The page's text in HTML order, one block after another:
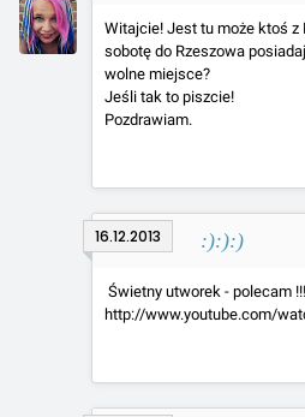
Witajcie! Jest tu może ktoś
sobotę do Rzeszowa
wolne miejsce?
Jeśli tak to piszcie!
Pozdrawiam.
16.12.2013 :):):)
Świetny utworek - polecam !!!
http://www.youtube.com/